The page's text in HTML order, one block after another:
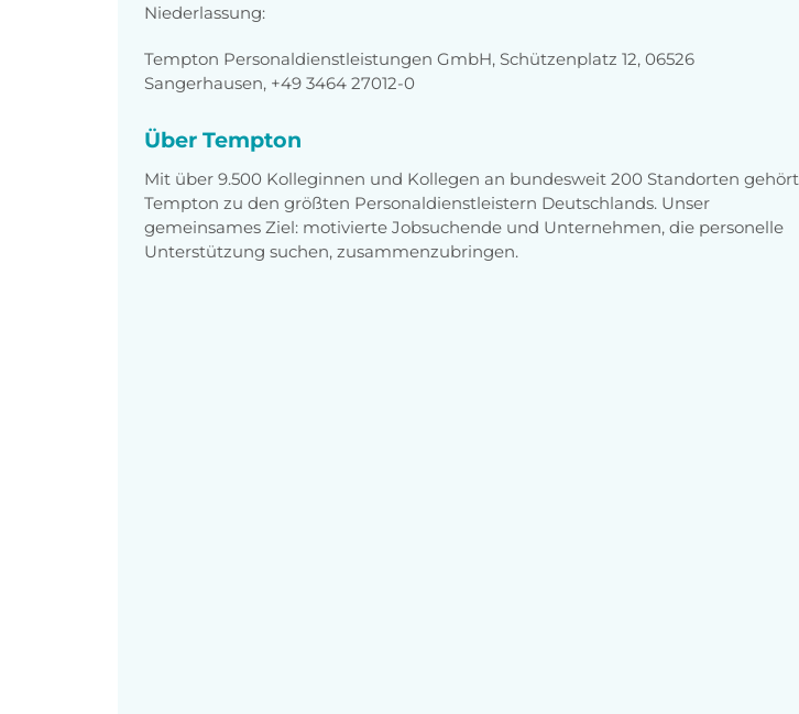
Niederlassung:
Tempton Personaldienstleistungen GmbH, Schützenplatz 12, 06526
Sangerhausen, +49 3464 27012-0
Über Tempton
Mit über 9.500 Kolleginnen und Kollegen an bundesweit 200 Standorten gehört
Tempton zu den größten Personaldienstleistern Deutschlands. Unser
gemeinsames Ziel: motivierte Jobsuchende und Unternehmen, die personelle
Unterstützung suchen, zusammenzubringen.